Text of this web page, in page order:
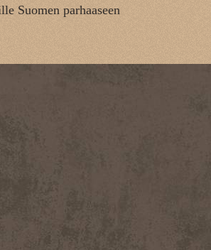
Suomen parhaaseen